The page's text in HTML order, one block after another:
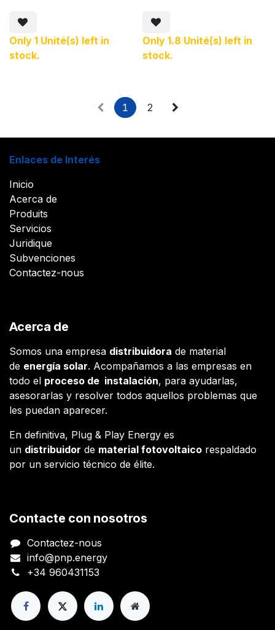
Only 1 Unité(s) left in
stock.
Only 1.8 Unité(s) left in
stock.
1 2
Enlaces de Interés
Inicio
Acerca de
Produits
Servicios
Juridique
Subvenciones
Contactez-nous
Acerca de
Somos una empresa distribuidora de material
de energía solar. Acompañamos a las empresas en
todo el proceso de instalación, para ayudarlas,
asesorarlas y resolver todos aquellos problemas que
les puedan aparecer.
En definitiva, Plug & Play Energy es
un distribuidor de material fotovoltaico respaldado
por un servicio técnico de élite.
Contacte con nosotros
Contactez-nous
info@pnp.energy
+34 960431153